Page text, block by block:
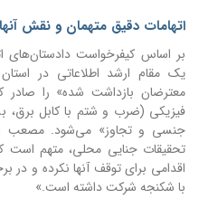
اتهامات دقیق متهمان و نقش
بر اساس کیفرخواست دادستان‌های
یک مقام ارشد اطلاعاتی در استان
معترضان بازداشت شده» را صادر
فیزیکی (ضرب و شتم با کابل برق،
جنسی و تجاوز» می‌شود. مصعب
تحقیقات جنایی محلی، متهم است
اقدامی برای توقف آنها نکرده و در
با شکنجه شرکت داشته است.»